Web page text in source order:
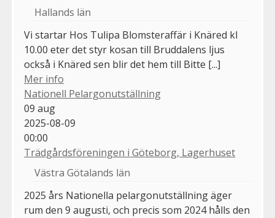
Hallands län
Vi startar Hos Tulipa Blomsteraffär i Knäred kl
10.00 eter det styr kosan till Bruddalens ljus
också i Knäred sen blir det hem till Bitte [...]
Mer info
Nationell Pelargonutställning
09 aug
2025-08-09
00:00
Trädgårdsföreningen i Göteborg, Lagerhuset
Västra Götalands län
2025 års Nationella pelargonutställning äger
rum den 9 augusti, och precis som 2024 hålls den